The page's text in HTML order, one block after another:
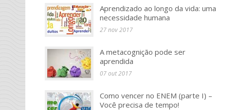
Aprendizado ao longo da vida: uma
necessidade humana
27 nov 2017
A metacognição pode ser
aprendida
07 out 2017
Como vencer no ENEM (parte I) –
Você precisa de tempo!